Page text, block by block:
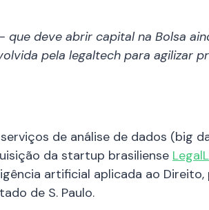
que deve abrir capital na Bolsa
pela legaltech para agilizar
de análise de dados (big
da startup brasiliense
artificial aplicada ao Direito,
de S. Paulo.